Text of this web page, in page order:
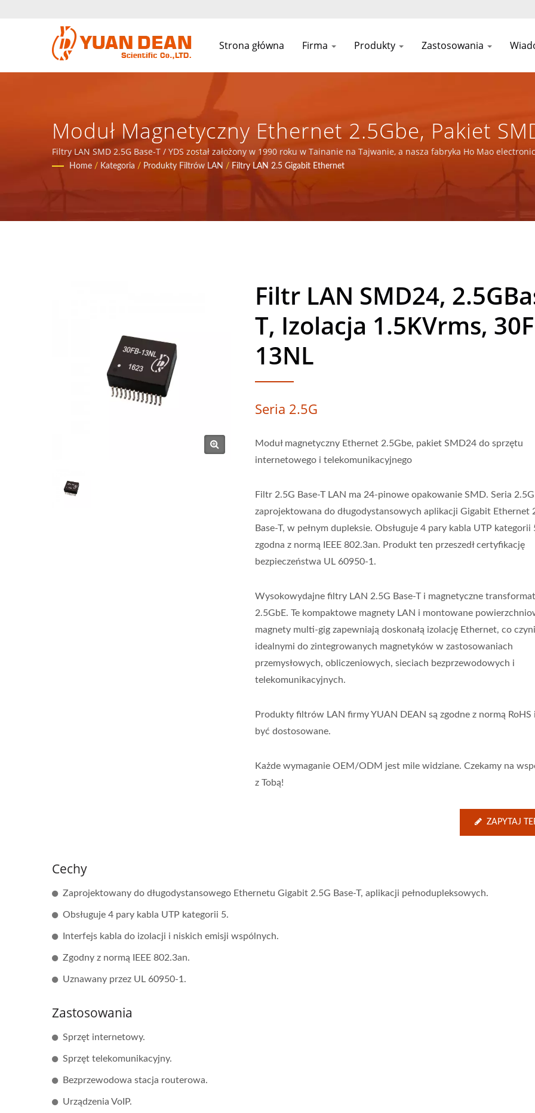
Strona główna Firma Produkty Zastosowania
Moduł Magnetyczny Ethernet 2.5Gbe, Pakiet
Internetowego I Telekomunikacyjnego / Ponad
Zasilaczy I Komponentów Magnetycznych |
Filtry LAN SMD 2.5G Base-T / YDS został założony w 1990 roku w Tainanie na Tajwanie, a nasza fabryka Ho Mao
Jesteśmy wiodącym producentem elektroniki z certyfikatami ISO 9001, ISO 14001 i IATF16949.
Home / Kategoria / Produkty Filtrów LAN / Filtry LAN 2.5 Gigabit Ethernet
Filtr LAN SMD24,
T, Izolacja 1.5KVrms,
13NL
Seria 2.5G
Moduł magnetyczny Ethernet 2.5Gbe, pakiet SMD24 do sprzętu
internetowego i telekomunikacyjnego
Filtr 2.5G Base-T LAN ma 24-pinowe opakowanie SMD. Seria
zaprojektowana do długodystansowych aplikacji Gigabit Ethernet
Base-T, w pełnym dupleksie. Obsługuje 4 pary kabla UTP kategorii
zgodna z normą IEEE 802.3an. Produkt ten przeszedł certyfikację
bezpieczeństwa UL 60950-1.
Wysokowydajne filtry LAN 2.5G Base-T i magnetyczne
2.5GbE. Te kompaktowe magnety LAN i montowane
magnety multi-gig zapewniają doskonałą izolację Ethernet, co
idealnymi do zintegrowanych magnetyków w zastosowaniach
przemysłowych, obliczeniowych, sieciach bezprzewodowych i
telekomunikacyjnych.
Produkty filtrów LAN firmy YUAN DEAN są zgodne z normą RoHS
być dostosowane.
Każde wymaganie OEM/ODM jest mile widziane. Czekamy na
z Tobą!
ZAPYTAJ
Cechy
Zaprojektowany do długodystansowego Ethernetu Gigabit 2.5G Base-T, aplikacji pełnodupleksowych.
Obsługuje 4 pary kabla UTP kategorii 5.
Interfejs kabla do izolacji i niskich emisji wspólnych.
Zgodny z normą IEEE 802.3an.
Uznawany przez UL 60950-1.
Zastosowania
Sprzęt internetowy.
Sprzęt telekomunikacyjny.
Bezprzewodowa stacja routerowa.
Urządzenia VoIP.